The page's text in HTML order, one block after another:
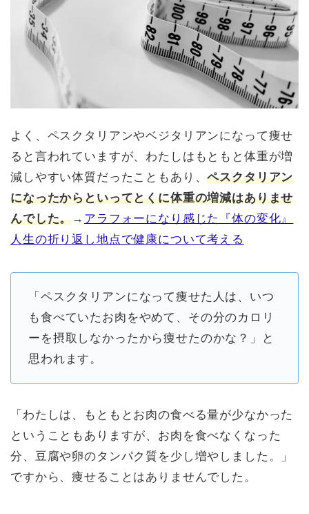
よく、ペスクタリアンやベジタリアンになって痩せ
ると言われていますが、わたしはもともと体重が増
減しやすい体質だったこともあり、ペスクタリアン
になったからといってとくに体重の増減はありませ
んでした。→ アラフォーになり感じた『体の変化』
人生の折り返し地点で健康について考える
「ペスクタリアンになって痩せた人は、いつ
も食べていたお肉をやめて、その分のカロリ
ーを摂取しなかったから痩せたのかな？」と
思われます。
「わたしは、もともとお肉の食べる量が少なかった
ということもありますが、お肉を食べなくなった
分、豆腐や卵のタンパク質を少し増やしました。」
ですから、痩せることはありませんでした。